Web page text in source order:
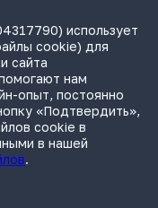
управления
«дочки»
ИНН 7841290773
использует
cookie) для
сайта
нам
опыт, постоянно
«Подтвердить»,
cookie в
в нашей
.